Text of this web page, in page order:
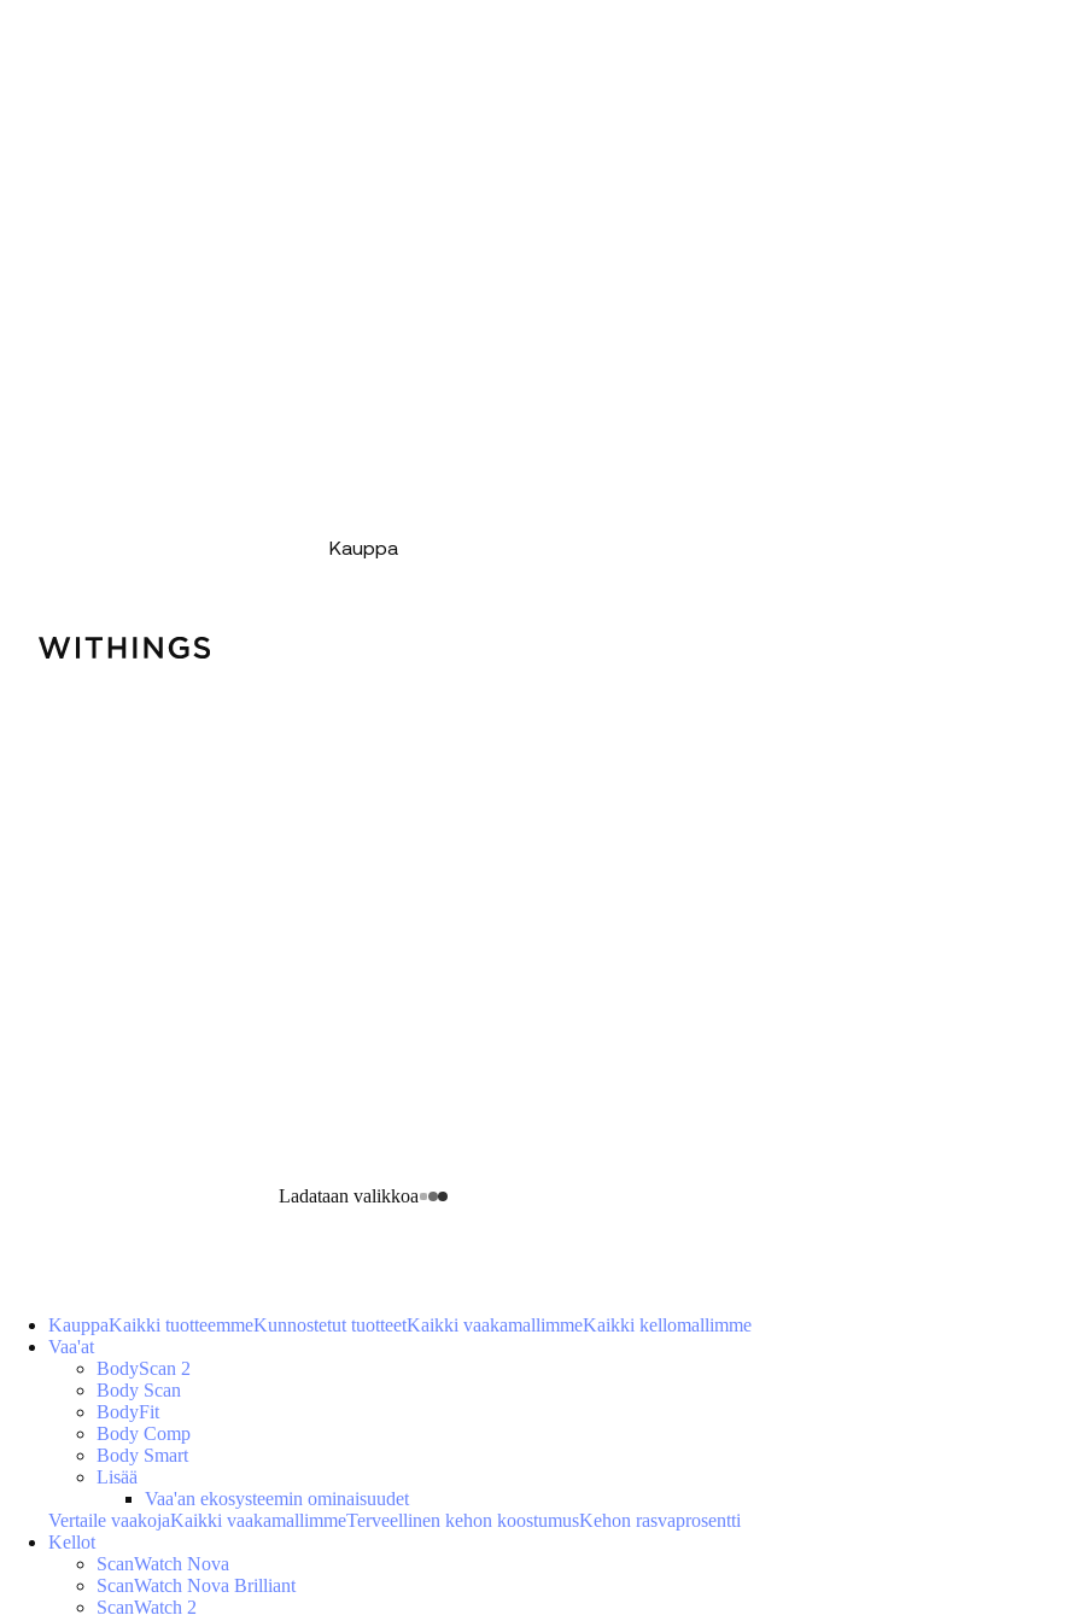
Kauppa
Ladataan valikkoa
KauppaKaikki tuotteemmeKunnostetut tuotteetKaikki vaakamallimmeKaikki kellomallimme
Vaa'at
BodyScan 2
Body Scan
BodyFit
Body Comp
Body Smart
Lisää
Vaa'an ekosysteemin ominaisuudet
Vertaile vaakojaKaikki vaakamallimmeTerveellinen kehon koostumusKehon rasvaprosentti
Kellot
ScanWatch Nova
ScanWatch Nova Brilliant
ScanWatch 2